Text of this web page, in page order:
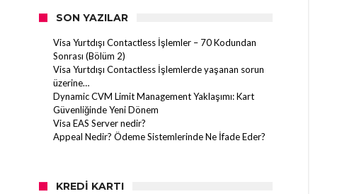
SON YAZILAR
Visa Yurtdışı Contactless İşlemler – 70 Kodundan
Sonrası (Bölüm 2)
Visa Yurtdışı Contactless İşlemlerde yaşanan sorun
üzerine…
Dynamic CVM Limit Management Yaklaşımı: Kart
Güvenliğinde Yeni Dönem
Visa EAS Server nedir?
Appeal Nedir? Ödeme Sistemlerinde Ne İfade Eder?
KREDI KARTI